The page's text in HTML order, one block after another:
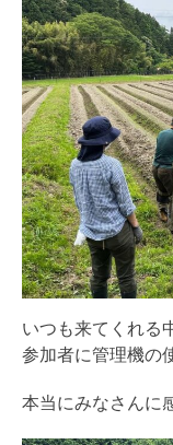
いつも来てくれる
参加者に管理機の
本当にみなさんに